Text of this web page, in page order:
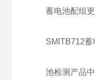
蓄电池配组
SMITB712
池检测产品